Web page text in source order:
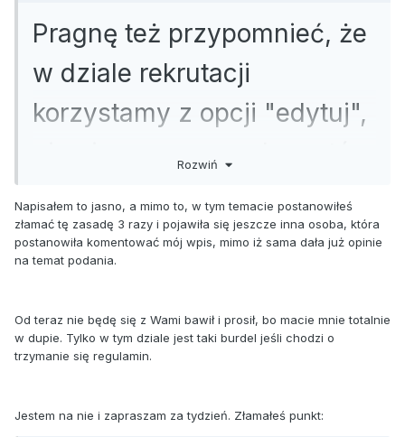
Pragnę też przypomnieć, że
w dziale rekrutacji
korzystamy z opcji "edytuj",
nie piszemy nowych postów
Rozwiń
Napisałem to jasno, a mimo to, w tym temacie postanowiłeś
złamać tę zasadę 3 razy i pojawiła się jeszcze inna osoba, która
postanowiła komentować mój wpis, mimo iż sama dała już opinie
na temat podania.
Od teraz nie będę się z Wami bawił i prosił, bo macie mnie totalnie
w dupie. Tylko w tym dziale jest taki burdel jeśli chodzi o
trzymanie się regulamin.
Jestem na nie i zapraszam za tydzień. Złamałeś punkt: